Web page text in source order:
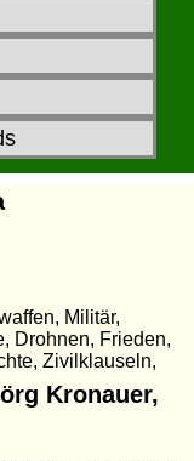
Militär,
Drohnen, Frieden,
Zivilklauseln,
Kronauer,